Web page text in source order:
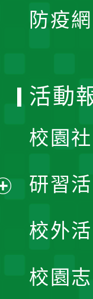
防疫
活動
校園
研習
校外
校園